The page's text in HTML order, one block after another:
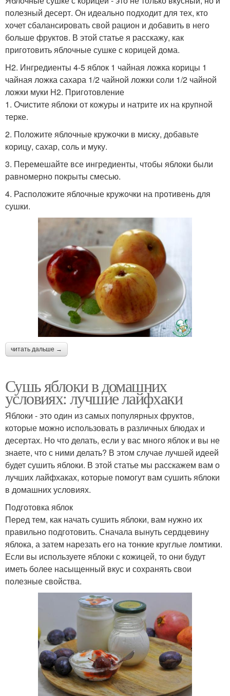
полезный десерт. Он идеально подходит для тех, кто
хочет сбалансировать свой рацион и добавить в него
больше фруктов. В этой статье я расскажу, как
приготовить яблочные сушке с корицей дома.
H2. Ингредиенты 4-5 яблок 1 чайная ложка корицы 1
чайная ложка сахара 1/2 чайной ложки соли 1/2 чайной
ложки муки H2. Приготовление
1. Очистите яблоки от кожуры и натрите их на крупной
терке.
2. Положите яблочные кружочки в миску, добавьте
корицу, сахар, соль и муку.
3. Перемешайте все ингредиенты, чтобы яблоки были
равномерно покрыты смесью.
4. Расположите яблочные кружочки на противень для
сушки.
читать дальше →
Сушь яблоки в домашних
условиях: лучшие лайфхаки
Яблоки - это один из самых популярных фруктов,
которые можно использовать в различных блюдах и
десертах. Но что делать, если у вас много яблок и вы не
знаете, что с ними делать? В этом случае лучшей идеей
будет сушить яблоки. В этой статье мы расскажем вам о
лучших лайфхаках, которые помогут вам сушить яблоки
в домашних условиях.
Подготовка яблок
Перед тем, как начать сушить яблоки, вам нужно их
правильно подготовить. Сначала вынуть сердцевину
яблока, а затем нарезать его на тонкие круглые ломтики.
Если вы используете яблоки с кожицей, то они будут
иметь более насыщенный вкус и сохранять свои
полезные свойства.